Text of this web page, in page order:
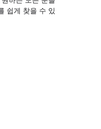
쉽게 찾을 수 있